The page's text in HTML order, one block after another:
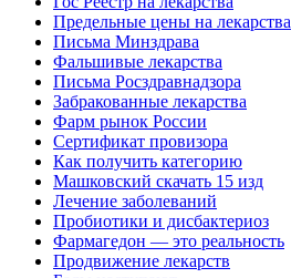
Предельные цены на лекарства
Письма Минздрава
Фальшивые лекарства
Письма Росздравнадзора
Забракованные лекарства
Фарм рынок России
Сертификат провизора
Как получить категорию
Машковский скачать 15 изд
Лечение заболеваний
Пробиотики и дисбактериоз
Фармагедон — это реальность
Продвижение лекарств